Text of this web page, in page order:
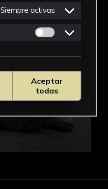
Siempre activas
Permitir cookies
Aceptar
todas